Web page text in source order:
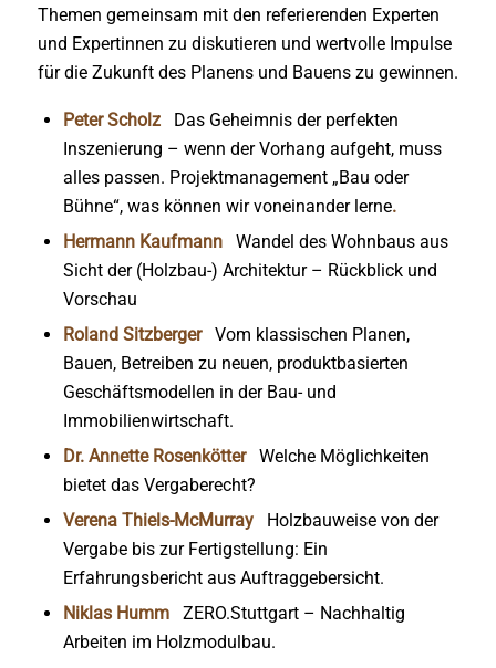
Themen gemeinsam mit den referierenden Experten
und Expertinnen zu diskutieren und wertvolle Impulse
für die Zukunft des Planens und Bauens zu gewinnen.
Peter Scholz Das Geheimnis der perfekten
Inszenierung – wenn der Vorhang aufgeht, muss
alles passen. Projektmanagement „Bau oder
Bühne“, was können wir voneinander lerne.
Hermann Kaufmann Wandel des Wohnbaus aus
Sicht der (Holzbau-) Architektur – Rückblick und
Vorschau
Roland Sitzberger Vom klassischen Planen,
Bauen, Betreiben zu neuen, produktbasierten
Geschäftsmodellen in der Bau- und
Immobilienwirtschaft.
Dr. Annette Rosenkötter Welche Möglichkeiten
bietet das Vergaberecht?
Verena Thiels-McMurray Holzbauweise von der
Vergabe bis zur Fertigstellung: Ein
Erfahrungsbericht aus Auftraggebersicht.
Niklas Humm ZERO.Stuttgart – Nachhaltig
Arbeiten im Holzmodulbau.